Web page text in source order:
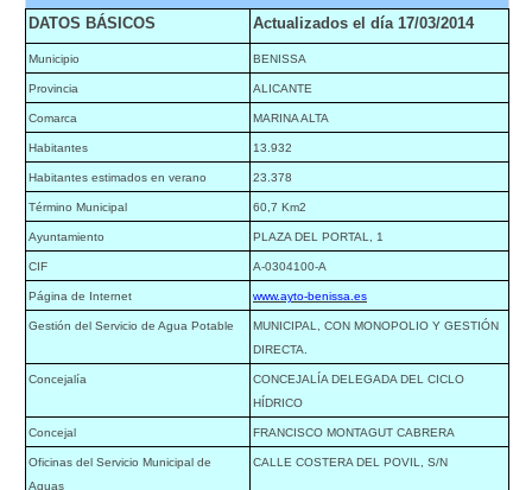
DATOS BÁSICOS Actualizados el día 17/03/2014
Municipio BENISSA
Provincia ALICANTE
Comarca MARINA ALTA
Habitantes 13.932
Habitantes estimados en verano 23.378
Término Municipal 60,7 Km2
Ayuntamiento PLAZA DEL PORTAL, 1
CIF A-0304100-A
Página de Internet www.ayto-benissa.es
Gestión del Servicio de Agua Potable
MUNICIPAL, CON MONOPOLIO Y GESTIÓN
DIRECTA.
Concejalía
CONCEJALÍA DELEGADA DEL CICLO
HÍDRICO
Concejal FRANCISCO MONTAGUT CABRERA
Oficinas del Servicio Municipal de
Aguas
CALLE COSTERA DEL POVIL, S/N